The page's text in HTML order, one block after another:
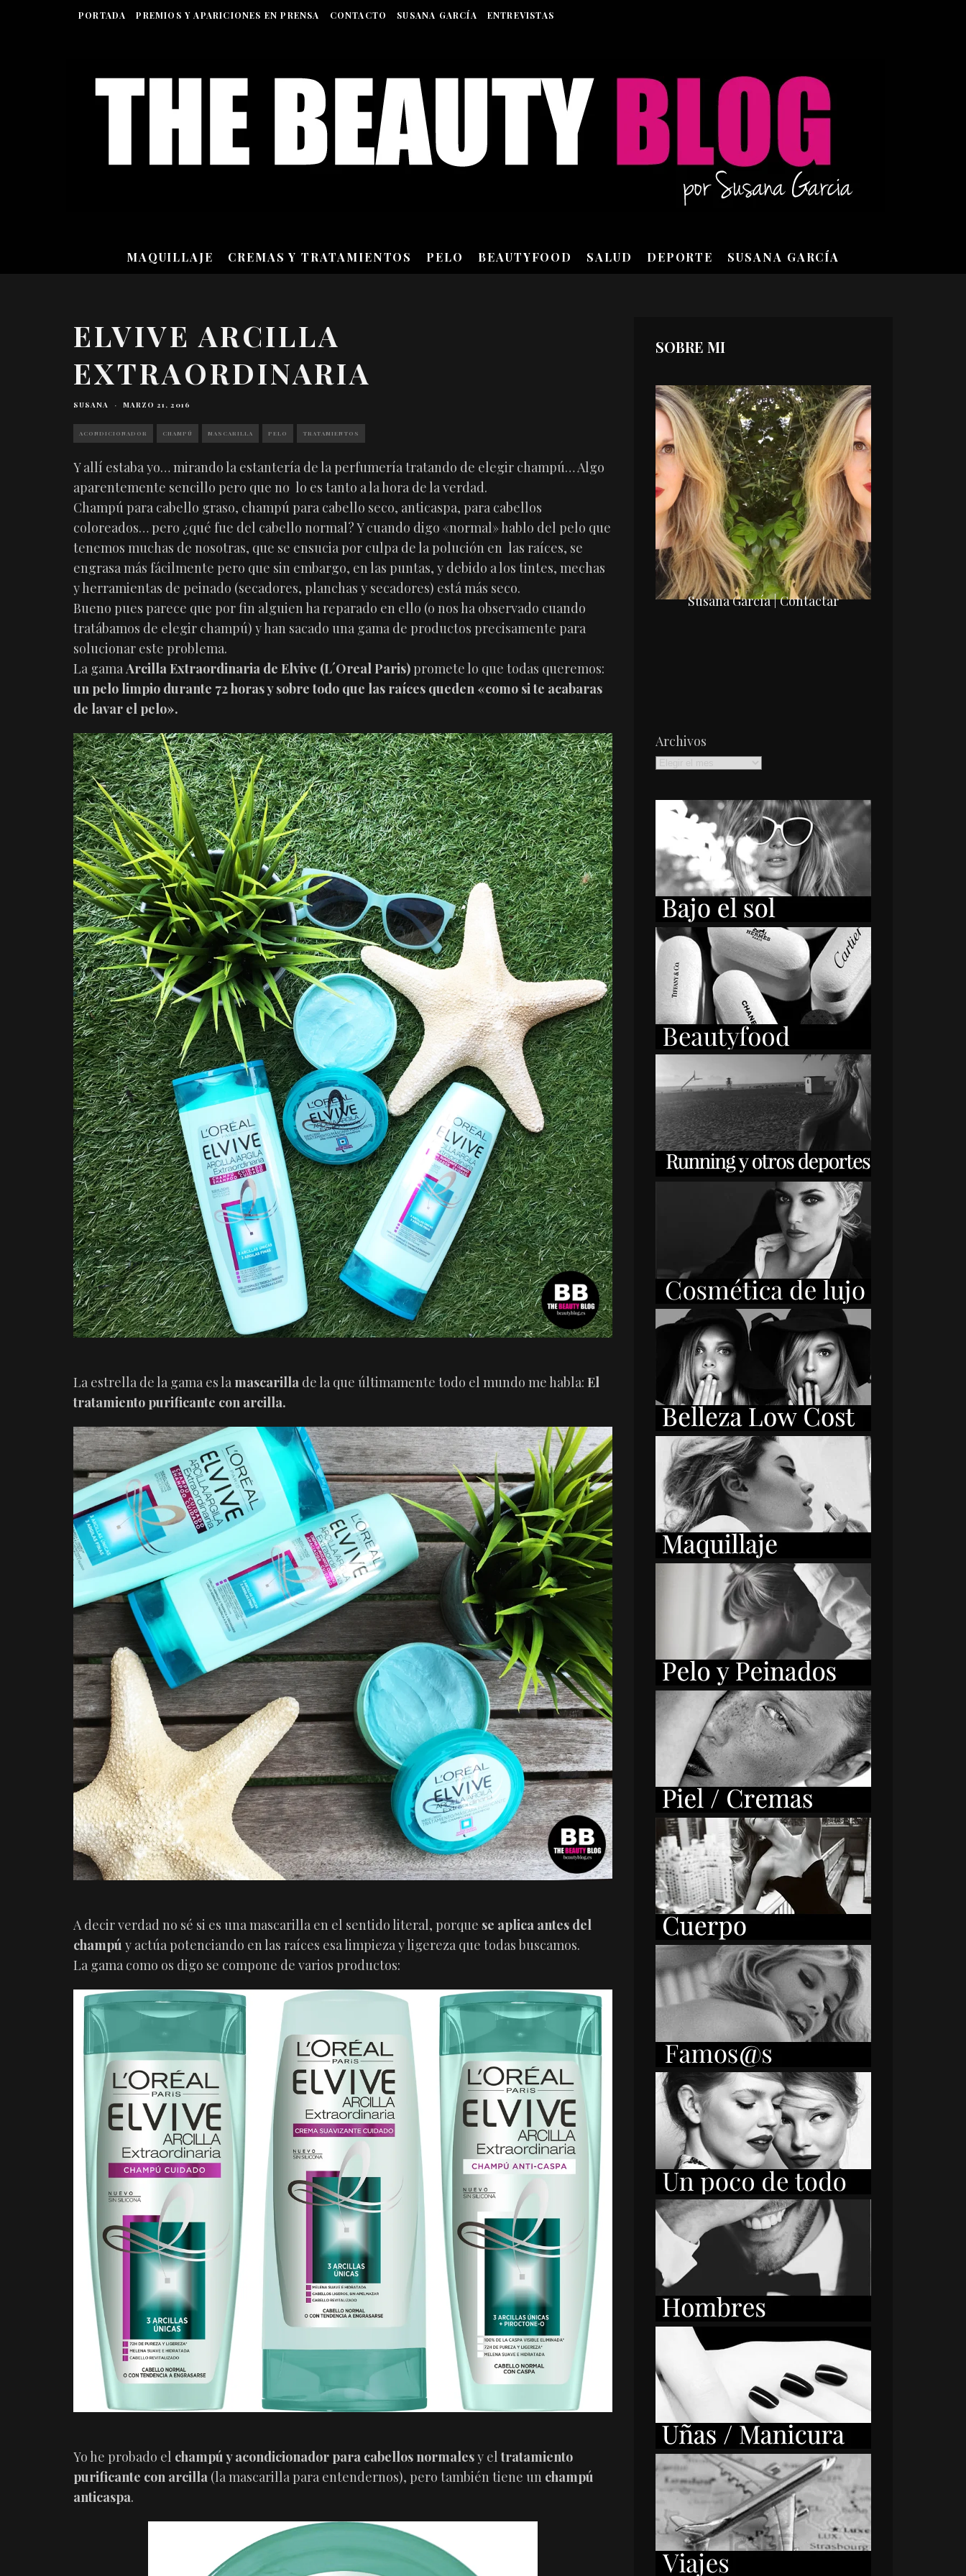
PORTADA PREMIOS Y APARICIONES EN PRENSA CONTACTO SUSANA GARCÍA ENTREVISTAS
MAQUILLAJE CREMAS Y TRATAMIENTOS PELO BEAUTYFOOD SALUD DEPORTE SUSANA GARCÍA
ELVIVE ARCILLA
EXTRAORDINARIA
SUSANA · MARZO 21, 2016
ACONDICIONADOR CHAMPÚ MASCARILLA PELO TRATAMIENTOS
Y allí estaba yo… mirando la estantería de la perfumería tratando de elegir champú… Algo
aparentemente sencillo pero que no lo es tanto a la hora de la verdad.
Champú para cabello graso, champú para cabello seco, anticaspa, para cabellos
coloreados… pero ¿qué fue del cabello normal? Y cuando digo «normal» hablo del pelo que
tenemos muchas de nosotras, que se ensucia por culpa de la polución en las raíces, se
engrasa más fácilmente pero que sin embargo, en las puntas, y debido a los tintes, mechas
y herramientas de peinado (secadores, planchas y secadores) está más seco.
Bueno pues parece que por fin alguien ha reparado en ello (o nos ha observado cuando
tratábamos de elegir champú) y han sacado una gama de productos precisamente para
solucionar este problema.
La gamaArcilla Extraordinaria de Elvive (L´Oreal Paris) promete lo que todas queremos:
un pelo limpio durante 72 horas y sobre todo que las raíces queden «como si te acabaras
de lavar el pelo».
La estrella de la gama es la mascarilla de la que últimamente todo el mundo me habla: El
tratamiento purificante con arcilla.
A decir verdad no sé si es una mascarilla en el sentido literal, porque se aplica antes del
champú y actúa potenciando en las raíces esa limpieza y ligereza que todas buscamos.
La gama como os digo se compone de varios productos:
Yo he probado el champú y acondicionador para cabellos normalesy eltratamiento
purificante con arcilla (la mascarilla para entendernos), pero también tiene un champú
anticaspa.
SOBRE MI
Susana García | Contactar
Archivos